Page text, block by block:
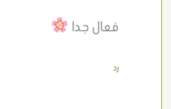
فعال جدا
رد